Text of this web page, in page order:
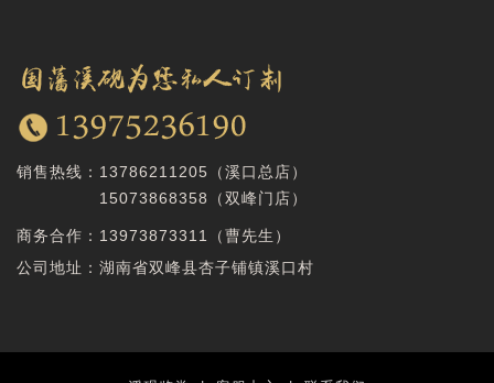
销售热线： 13786211205（溪口总店）
15073868358
（双峰门店）
商务合作： 13973873311（曹先生）
公司地址：湖南省双峰县杏子铺镇溪口村